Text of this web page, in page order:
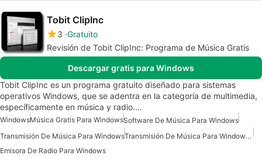
Tobit ClipInc
3 Gratuito
Revisión de Tobit ClipInc: Programa de Música Gratis
Descargar gratis para Windows
Tobit ClipInc es un programa gratuito diseñado para sistemas
operativos Windows, que se adentra en la categoría de multimedia,
específicamente en música y radio.…
WindowsMúsica Gratis Para WindowsSoftware De Música Para Windows
Transmisión De Música Para Windows
Transmisión De Música Para Windows 7
Emisora De Radio Para Windows